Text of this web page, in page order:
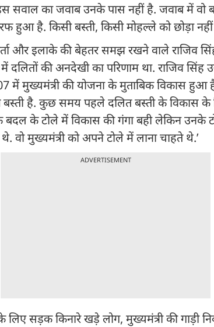
का जवाब उनके पास नहीं है. जवाब में वो
हुआ है. किसी बस्ती, किसी मोहल्ले को छोड़ा
और इलाके की बेहतर समझ रखने वाले राजिव
दलितों की अनदेखी का परिणाम था. राजिव सिंह
में मुख्यमंत्री की योजना के मुताबिक विकास हुआ
है. कुछ समय पहले दलित बस्ती के विकास
बदल के टोले में विकास की गंगा बही लेकिन उनके
वो मुख्यमंत्री को अपने टोले में लाना चाहते थे.’
ADVERTISEMENT
सड़क किनारे खड़े लोग, मुख्यमंत्री की गाड़ी